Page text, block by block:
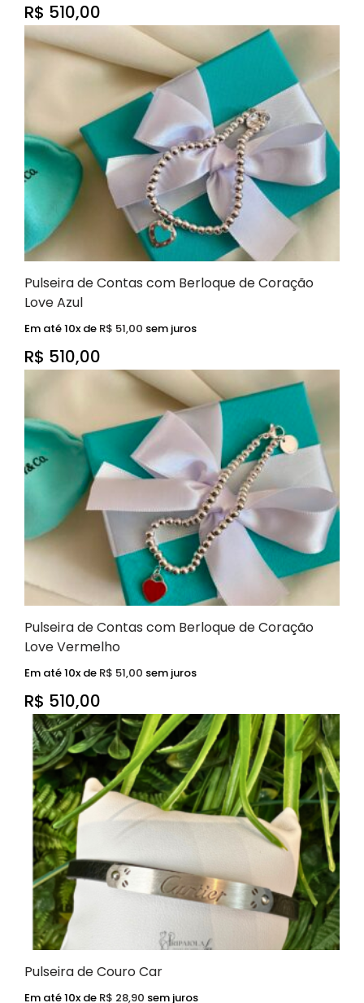
R$ 510,00
Pulseira de Contas com Berloque de Coração
Love Azul
R$ 510,00
Em até 10x de R$ 51,00 sem juros
Pulseira de Contas com Berloque de Coração
Love Vermelho
R$ 510,00
Em até 10x de R$ 51,00 sem juros
Pulseira de Couro Car
Em até 10x de R$ 28,90 sem juros